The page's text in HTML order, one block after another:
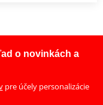
o novinkách a
pre účely personalizácie